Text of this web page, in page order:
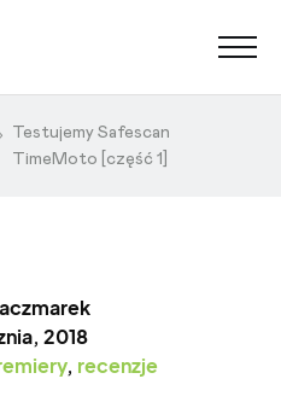
Testujemy Safescan
TimeMoto [część 1]
2018
, recenzje